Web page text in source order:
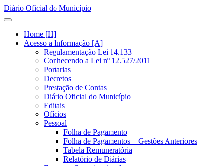
Diário Oficial do Município
Home [H]
Acesso a Informação [A]
Regulamentação Lei 14.133
Conhecendo a Lei nº 12.527/2011
Portarias
Decretos
Prestação de Contas
Diário Oficial do Município
Editais
Ofícios
Pessoal
Folha de Pagamento
Folha de Pagamentos – Gestões Anteriores
Tabela Remuneratória
Relatório de Diárias